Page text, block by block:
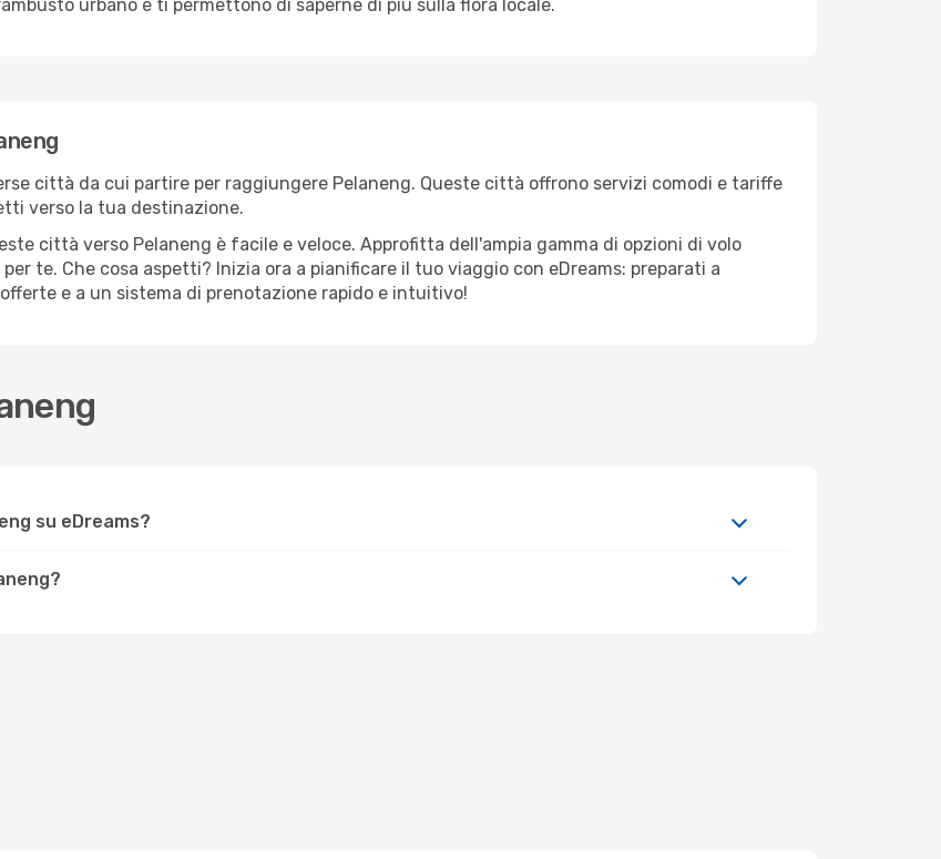
urbano e ti permettono di saperne di più sulla flora locale.
città da cui partire per raggiungere Pelaneng. Queste città offrono servizi comodi e tariffe
verso la tua destinazione.
città verso Pelaneng è facile e veloce. Approfitta dell'ampia gamma di opzioni di volo
te. Che cosa aspetti? Inizia ora a pianificare il tuo viaggio con eDreams: preparati a
e a un sistema di prenotazione rapido e intuitivo!
su eDreams?